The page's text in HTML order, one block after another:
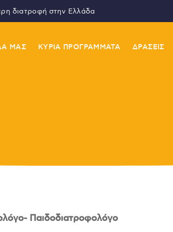
διατροφή στην Ελλάδα
ΜΑΣ ΚΥΡΙΑ ΠΡΟΓΡΑΜΜΑΤΑ ΔΡΑΣΕΙΣ
Παιδοδιατροφολόγο